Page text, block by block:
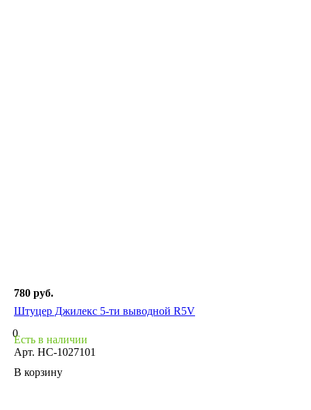
780 руб.
Штуцер Джилекс 5-ти выводной R5V
0
Есть в наличии
Арт. НС-1027101
В корзину